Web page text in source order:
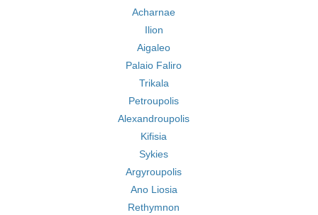
Acharnae
Ilion
Aigaleo
Palaio Faliro
Trikala
Petroupolis
Alexandroupolis
Kifisia
Sykies
Argyroupolis
Ano Liosia
Rethymnon